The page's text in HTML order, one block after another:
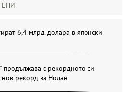
6,4 млрд. долара в японски
продължава с рекордното си
нов рекорд за Нолан